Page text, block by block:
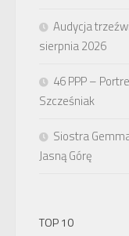
Audycja
sierpnia 2026
46 PPP –
Szcześniak
Siostra
Jasną Górę
TOP 10